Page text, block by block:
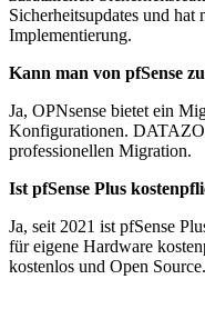
Sicherheitsupdates und
Implementierung.
Kann man von pfSense
Ja, OPNsense bietet ein
Konfigurationen.
professionellen Migration.
Ist pfSense Plus
Ja, seit 2021 ist pfSense
für eigene Hardware
kostenlos und Open Source.